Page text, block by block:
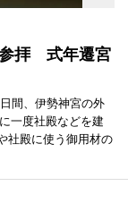
参拝 式年遷宮
間、伊勢神宮の外
一度社殿などを建
社殿に使う御用材の